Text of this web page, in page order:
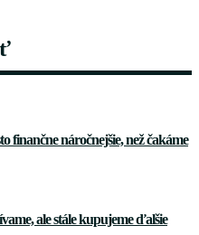
finančne náročnejšie, než čakáme
ale stále kupujeme ďalšie